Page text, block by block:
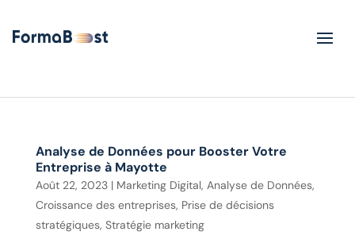
Analyse de Données pour Booster Votre
Entreprise à Mayotte
Août 22, 2023| Marketing Digital, Analyse de Données,
Croissance des entreprises, Prise de décisions
stratégiques, Stratégie marketing